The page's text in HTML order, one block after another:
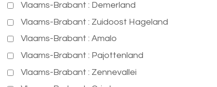
Vlaams-Brabant : Demerland
Vlaams-Brabant : Zuidoost Hageland
Vlaams-Brabant : Amalo
Vlaams-Brabant : Pajottenland
Vlaams-Brabant : Zennevallei